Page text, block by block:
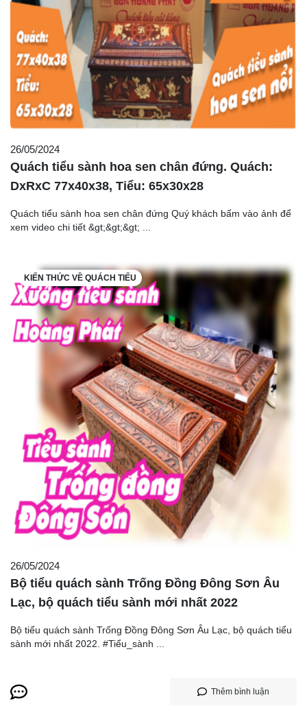
26/05/2024
Quách tiểu sành hoa sen chân đứng. Quách:
DxRxC 77x40x38, Tiểu: 65x30x28
Quách tiểu sành hoa sen chân đứng Quý khách bấm vào ảnh để
xem video chi tiết &gt;&gt;&gt; ...
KIẾN THỨC VỀ QUÁCH TIỂU
26/05/2024
Bộ tiểu quách sành Trống Đồng Đông Sơn Âu
Lạc, bộ quách tiểu sành mới nhất 2022
Bộ tiểu quách sành Trống Đồng Đông Sơn Âu Lạc, bộ quách tiểu
sành mới nhất 2022. #Tiểu_sành ...
Thêm bình luận